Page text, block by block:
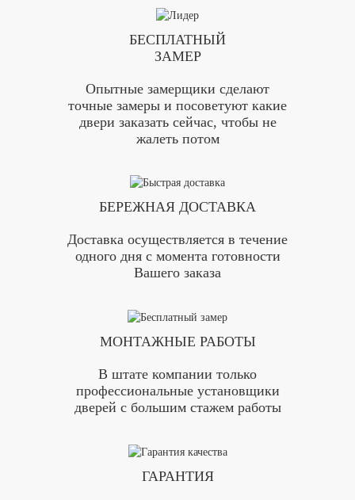
БЕСПЛАТНЫЙ
ЗАМЕР
Опытные замерщики сделают
точные замеры и посоветуют какие
двери заказать сейчас, чтобы не
жалеть потом
БЕРЕЖНАЯ ДОСТАВКА
Доставка осуществляется в течение
одного дня с момента готовности
Вашего заказа
МОНТАЖНЫЕ РАБОТЫ
В штате компании только
профессиональные установщики
дверей с большим стажем работы
ГАРАНТИЯ